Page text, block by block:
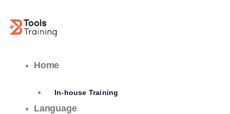
Home
In-house Training
Language